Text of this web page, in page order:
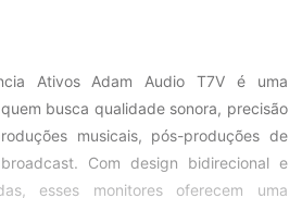
Ativos Adam Audio T7V é uma
busca qualidade sonora, precisão
musicais, pós-produções de
Com design bidirecional e
esses monitores oferecem uma